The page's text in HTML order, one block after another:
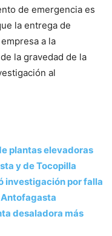
de emergencia es
la entrega de
a la
la gravedad de la
al
plantas elevadoras
y de Tocopilla
investigación por falla
desaladora más